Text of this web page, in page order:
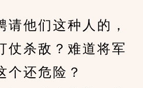
他们这种人的，
仗杀敌？难道将军
个还危险？